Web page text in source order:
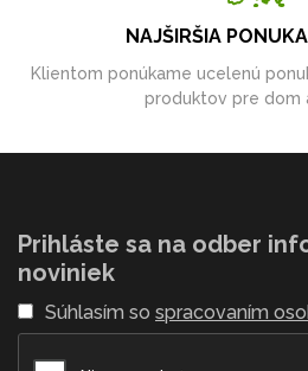
NAJŠIRŠIA
Klientom ponúkame ucelenú
produktov pre dom
Prihláste sa na odber
noviniek
Súhlasím so spracovaním